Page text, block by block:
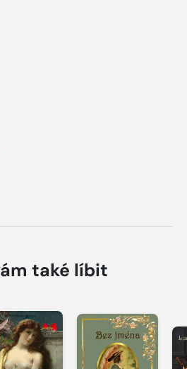
také líbit